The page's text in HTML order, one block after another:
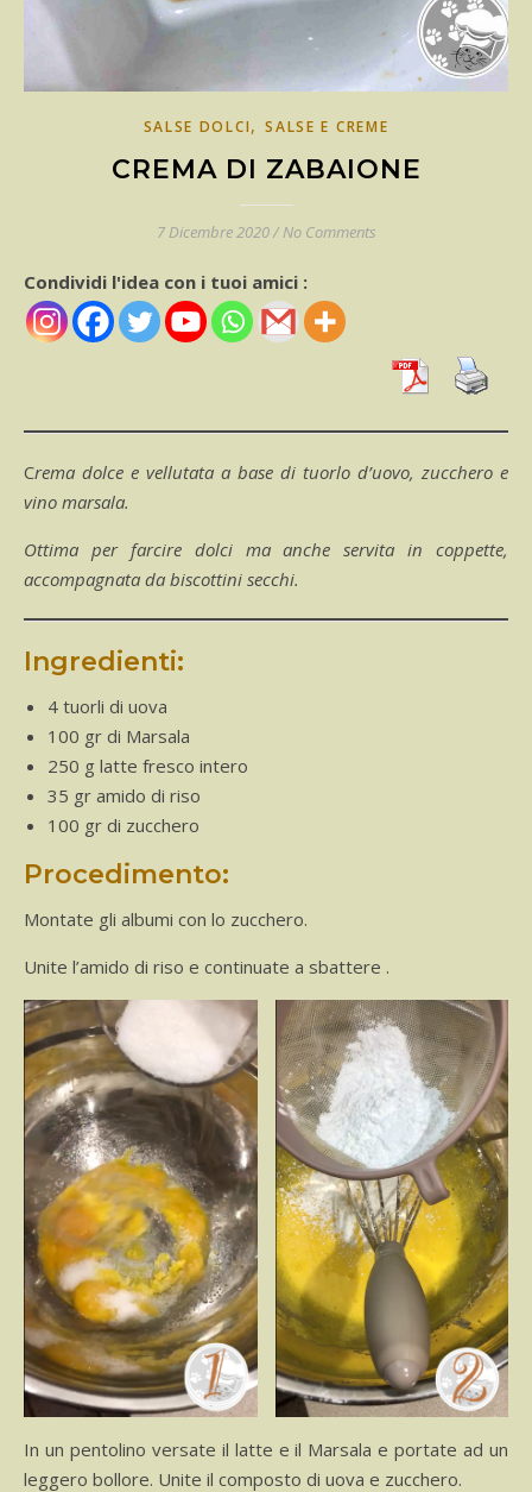
SALSE DOLCI,SALSE E CREME
CREMA DI ZABAIONE
7 Dicembre 2020/ No Comments
Condividi l'idea con i tuoi amici :
Crema dolce e vellutata a base di tuorlo d’uovo, zucchero e
vino marsala.
Ottima per farcire dolci ma anche servita in coppette,
accompagnata da biscottini secchi.
Ingredienti:
4 tuorli di uova
100 gr di Marsala
250 g latte fresco intero
35 gr amido di riso
100 gr di zucchero
Procedimento:
Montate gli albumi con lo zucchero.
Unite l’amido di riso e continuate a sbattere .
In un pentolino versate il latte e il Marsala e portate ad un
leggero bollore. Unite il composto di uova e zucchero.